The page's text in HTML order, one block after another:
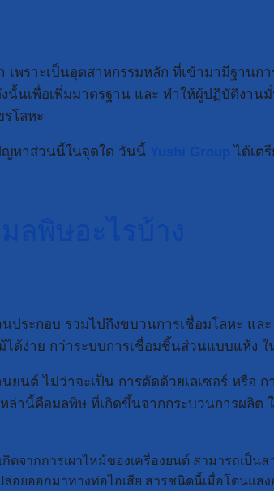
พราะเป็นอุตสาหกรรมหลัก ที่เข้ามามีฐานก
นเพื่อเพิ่มมาตรฐาน และ ทำให้ผู้ปฏิบัติงาน
โลหะ
ญหาส่วนนี้ในจุดใด วันนี้
ได้เต
ระกอบ รวมไปถึงขบวนการเชื่อมโลหะ แล
ได้ง่าย กว่าระบบการเชื่อมชิ้นส่วนแบบแห้ง
นต์ ไม่ว่าจะเป็น การตัดด้วยเลเซอร์ หรือ
ล่านี้คือมลพิษ ที่เกิดขึ้นจากกระบวนการผลิต
ากการเผาไหม้ของเครื่องยนต์ สามารถเป็นส
ยออกมาทางท่อไอเสีย สารชนิดนี้เมื่อโดนแสง